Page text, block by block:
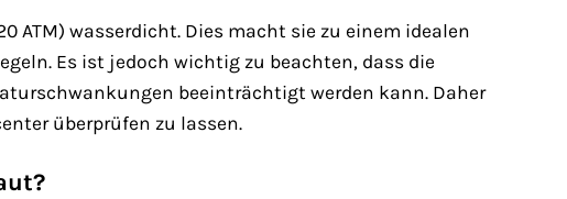
ATM) wasserdicht. Dies macht sie zu einem idealen
Es ist jedoch wichtig zu beachten, dass die
beeinträchtigt werden kann. Daher
überprüfen zu lassen.